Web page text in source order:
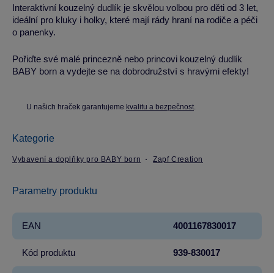
Interaktivní kouzelný dudlík je skvělou volbou pro děti od 3 let,
ideální pro kluky i holky, které mají rády hraní na rodiče a péči
o panenky.
Pořiďte své malé princezně nebo princovi kouzelný dudlík
BABY born a vydejte se na dobrodružství s hravými efekty!
U našich hraček garantujeme kvalitu a bezpečnost.
Kategorie
Vybavení a doplňky pro BABY born Zapf Creation
Parametry produktu
EAN 4001167830017
Kód produktu 939-830017